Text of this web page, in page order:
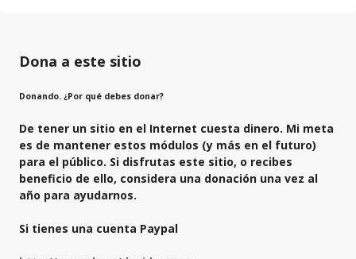
Dona a este sitio
Donando. ¿Por qué debes donar?
De tener un sitio en el Internet cuesta dinero. Mi meta
es de mantener estos módulos (y más en el futuro)
para el público. Si disfrutas este sitio, o recibes
beneficio de ello, considera una donación una vez al
año para ayudarnos.
Si tienes una cuenta Paypal